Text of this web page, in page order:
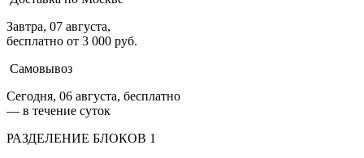
Завтра, 07 августа,
бесплатно от 3 000 руб.
Самовывоз
Сегодня, 06 августа, бесплатно
— в течение суток
РАЗДЕЛЕНИЕ БЛОКОВ 1